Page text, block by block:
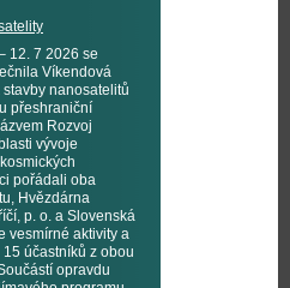
12. 7 2026 se
Víkendová
nanosatelitů
přeshraniční
Rozvoj
vývoje
pořádali oba
Hvězdárna
p. o. a Slovenská
vesmírné aktivity a
účastníků z obou
opravdu